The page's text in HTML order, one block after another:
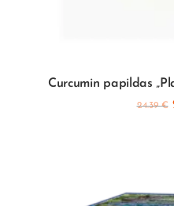
Curcumin papildas
24.39€